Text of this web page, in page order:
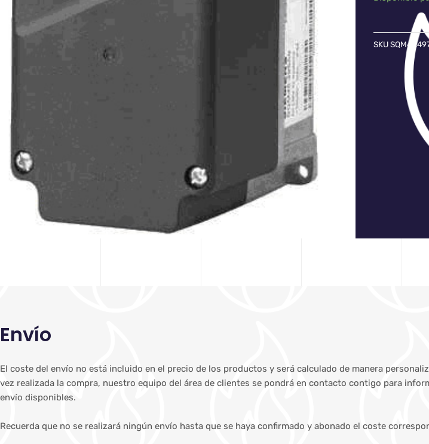
SKU
Envío
El coste del envío no está incluido en el precio de los productos y será calculado de manera
vez realizada la compra, nuestro equipo del área de clientes se pondrá en contacto contigo para
envío disponibles.
Recuerda que no se realizará ningún envío hasta que se haya confirmado y abonado el coste